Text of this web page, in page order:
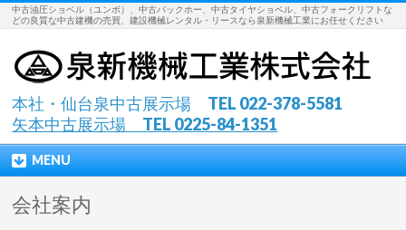
中古油圧ショベル（ユンボ）、中古バックホー、中古タイヤショベル、中古フォークリフトな
どの良質な中古建機の売買、建設機械レンタル・リースなら泉新機械工業にお任せください
本社・仙台泉中古展示場 TEL 022-378-5581
矢本中古展示場 TEL 0225-84-1351
MENU
会社案内